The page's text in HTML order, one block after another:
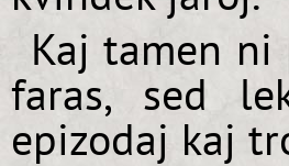
Kaj tamen
faras, sed
epizodaj kaj